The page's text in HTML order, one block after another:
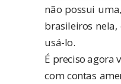
não possui
brasileiros
usá-lo.
É preciso agora
com contas